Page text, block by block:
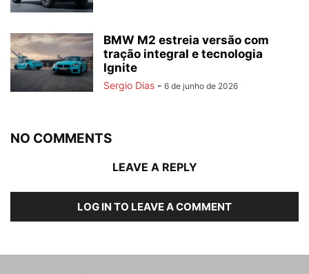
BMW M2 estreia versão com
tração integral e tecnologia
Ignite
Sergio Dias - 6 de junho de 2026
NO COMMENTS
LEAVE A REPLY
LOG IN TO LEAVE A COMMENT